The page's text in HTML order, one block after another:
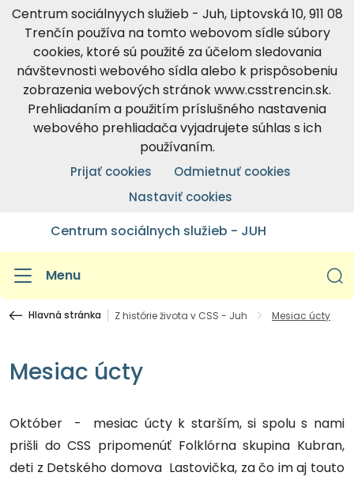
Centrum sociálnyych služieb - Juh, Liptovská 10, 911 08
Trenčín používa na tomto webovom sídle súbory
cookies, ktoré sú použité za účelom sledovania
návštevnosti webového sídla alebo k prispôsobeniu
zobrazenia webových stránok www.csstrencin.sk.
Prehliadaním a použitím príslušného nastavenia
webového prehliadača vyjadrujete súhlas s ich
používaním.
Prijať cookies
Odmietnuť cookies
Nastaviť cookies
Centrum sociálnych služieb - JUH
Menu
Hlavná stránka Z histórie života v CSS - Juh Mesiac úcty
Mesiac úcty
Október - mesiac úcty k starším, si spolu s nami
prišli do CSS pripomenúť Folklórna skupina Kubran,
deti z Detského domova Lastovička, za čo im aj touto